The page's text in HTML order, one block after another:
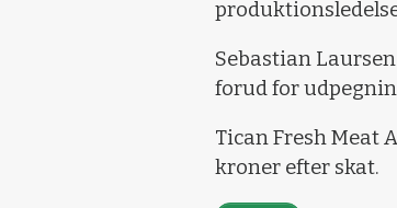
Sebastian
forud for
Tican Fresh Meat
kroner efter skat.